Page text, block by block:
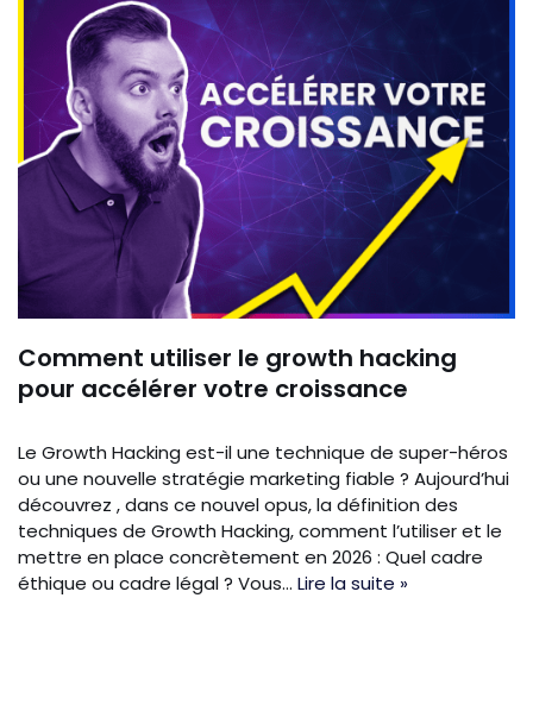
Comment utiliser le growth hacking
pour accélérer votre croissance
Le Growth Hacking est-il une technique de super-héros
ou une nouvelle stratégie marketing fiable ? Aujourd’hui
découvrez , dans ce nouvel opus, la définition des
techniques de Growth Hacking, comment l’utiliser et le
mettre en place concrètement en 2026 : Quel cadre
éthique ou cadre légal ? Vous… Lire la suite »